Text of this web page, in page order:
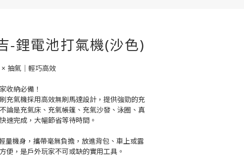
-鋰電池打氣機(沙色)
抽氣｜輕巧高效
收納必備！
充氣機採用高效無刷馬達設計，提供強勁的充
論是充氣床、充氣帳篷、充氣沙發、泳圈、真
速完成，大幅節省等待時間。
量機身，攜帶毫無負擔，放進背包、車上或露
便，是戶外玩家不可或缺的實用工具。